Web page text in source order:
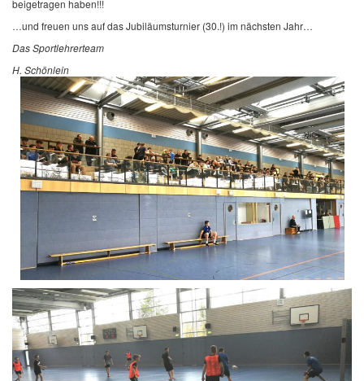
beigetragen haben!!!
…und freuen uns auf das Jubiläumsturnier (30.!) im nächsten Jahr…
Das Sportlehrerteam
H. Schönlein